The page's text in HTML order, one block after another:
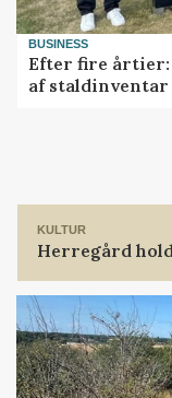
BUSINESS
Efter fire årtier:
af
KULTUR
Herregård